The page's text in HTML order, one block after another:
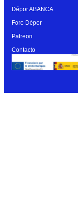
Dépor ABANCA
Foro Dépor
Patreon
Contacto